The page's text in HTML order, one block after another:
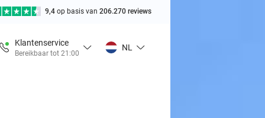
9,4 op basis van 206.270 reviews
Klantenservice
Bereikbaar tot 21:00
NL